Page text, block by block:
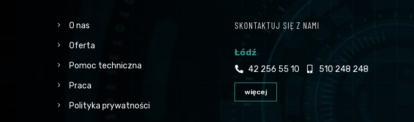
O nas
Oferta
Pomoc techniczna
Praca
Polityka prywatności
SKONTAKTUJ SIĘ Z NAMI
Łódź
42 256 55 10 510 248 248
więcej